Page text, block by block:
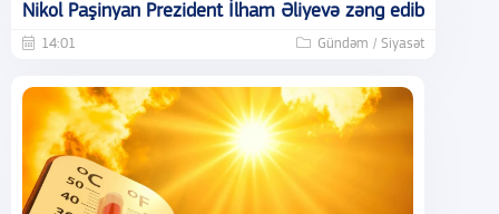
Nikol Paşinyan Prezident İlham Əliyevə zəng edib
14:01 Gündəm / Siyasət